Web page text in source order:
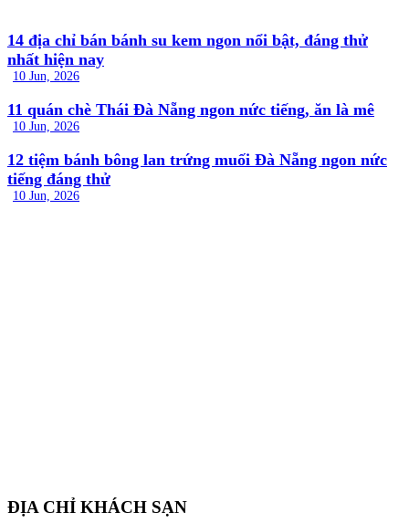
14 địa chỉ bán bánh su kem ngon nổi bật, đáng thử
nhất hiện nay
10 Jun, 2026
11 quán chè Thái Đà Nẵng ngon nức tiếng, ăn là mê
10 Jun, 2026
12 tiệm bánh bông lan trứng muối Đà Nẵng ngon nức
tiếng đáng thử
10 Jun, 2026
ĐỊA CHỈ KHÁCH SẠN